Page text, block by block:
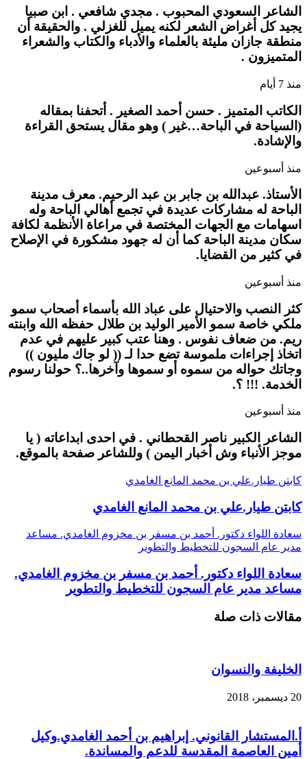
الشاعر السعودي المحبوب . مجدي شافعي . ابن صبيا
يجيد كل أغراض الشعر لكنه يميل للغزلي . والحقيقة أن
منطقة جازان مليئة بالعلماء والأدباء والكتاب والشعراء
المتميزون .
منذ 7 أيام
الكاتب المتميز . حسن أحمد الصغير . أتحفنا بمقاله
(السياحة في الباحة…غير ) وهو مقال يستحق القراءة
والإشادة.
منذ أسبوعين
الأستاذ. عبدالله بن جابر بن عبد الرحيم. معرف مدينة
الباحة له مشاركات عديدة في تجمع أهالي الباحة وله
اسهامات مع الجهات المختصة في مراعاة الأنظمة لكافة
سكان مدينة الباحة كما أن له جهود مشكورة في الإصلاح
في كثير من القضايا.
منذ أسبوعين
كثر النصب والاحتيال على عباد الله بأسماء أصحاب سمو
ملكي خاصة سمو الأمير الوليد بن طلال حفظه الله وابنته
ريم. من ضعاف نفوس . وهنا عتب كبير عليهم في عدم
اتخاذ إجراءات ملموسة تضع حدا لـ (( لو جاك مليون ))
وجاتك حواله من سموه أو سموها وآخرها..؟ حولنا رسوم
الخدمة. !!! ؟.
منذ أسبوعين
الشاعر الكبير ناصر القحطاني . في احدى ابداعاته ( يا
موجز الأنباء وش أخبار اليمن ) وللشاعر صفحة بالموقع.
كابتن طيار.علي بن محمد المانع الغامدي
كابتن طيار.علي بن محمد المانع الغامدي
سعادة اللواء دكتور. أحمد بن مسفر بن مخزوم الغامدي. مساعد
مدير عام السجون للتخطيط والتطوير
سعادة اللواء دكتور. أحمد بن مسفر بن مخزوم الغامدي.
مساعد مدير عام السجون للتخطيط والتطوير
مقالات ذات صلة
الخليفة والنسوان
20 ديسمبر، 2018
أ.المستشار القانوني. إبراهيم بن أحمد الغامدي.وكيل
أمين العاصمة المقدسة للدعم والمساندة.